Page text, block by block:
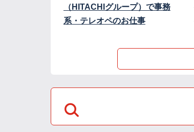
（HITACHIグループ）で事務
系・テレオペのお仕事